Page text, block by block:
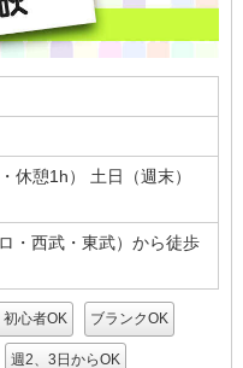
休憩1h） 土日（週末）
・西武・東武）から徒歩
心者OK ブランクOK
週2、3日からOK